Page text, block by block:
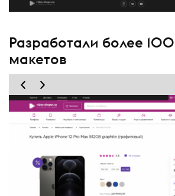
Разработали более
макетов